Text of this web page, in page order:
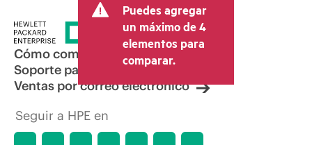
Puedes agregar
un máximo de 4
elementos para
comparar.
Cómo comprar
Soporte para productos
Ventas por correo electrónico
Seguir a HPE en